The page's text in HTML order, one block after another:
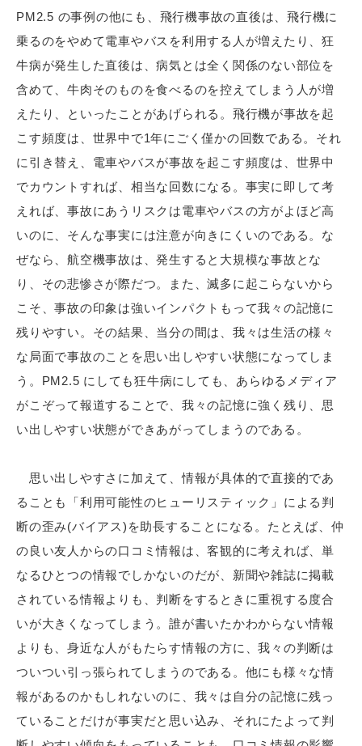
PM2.5 の事例の他にも、飛行機事故の直後は、飛行機に
乗るのをやめて電車やバスを利用する人が増えたり、狂
牛病が発生した直後は、病気とは全く関係のない部位を
含めて、牛肉そのものを食べるのを控えてしまう人が増
えたり、といったことがあげられる。飛行機が事故を起
こす頻度は、世界中で1年にごく僅かの回数である。それ
に引き替え、電車やバスが事故を起こす頻度は、世界中
でカウントすれば、相当な回数になる。事実に即して考
えれば、事故にあうリスクは電車やバスの方がよほど高
いのに、そんな事実には注意が向きにくいのである。な
ぜなら、航空機事故は、発生すると大規模な事故とな
り、その悲惨さが際だつ。また、滅多に起こらないから
こそ、事故の印象は強いインパクトもって我々の記憶に
残りやすい。その結果、当分の間は、我々は生活の様々
な局面で事故のことを思い出しやすい状態になってしま
う。PM2.5 にしても狂牛病にしても、あらゆるメディア
がこぞって報道することで、我々の記憶に強く残り、思
い出しやすい状態ができあがってしまうのである。
思い出しやすさに加えて、情報が具体的で直接的であ
ることも「利用可能性のヒューリスティック」による判
断の歪み(バイアス)を助長することになる。たとえば、仲
の良い友人からの口コミ情報は、客観的に考えれば、単
なるひとつの情報でしかないのだが、新聞や雑誌に掲載
されている情報よりも、判断をするときに重視する度合
いが大きくなってしまう。誰が書いたかわからない情報
よりも、身近な人がもたらす情報の方に、我々の判断は
ついつい引っ張られてしまうのである。他にも様々な情
報があるのかもしれないのに、我々は自分の記憶に残っ
ていることだけが事実だと思い込み、それにたよって判